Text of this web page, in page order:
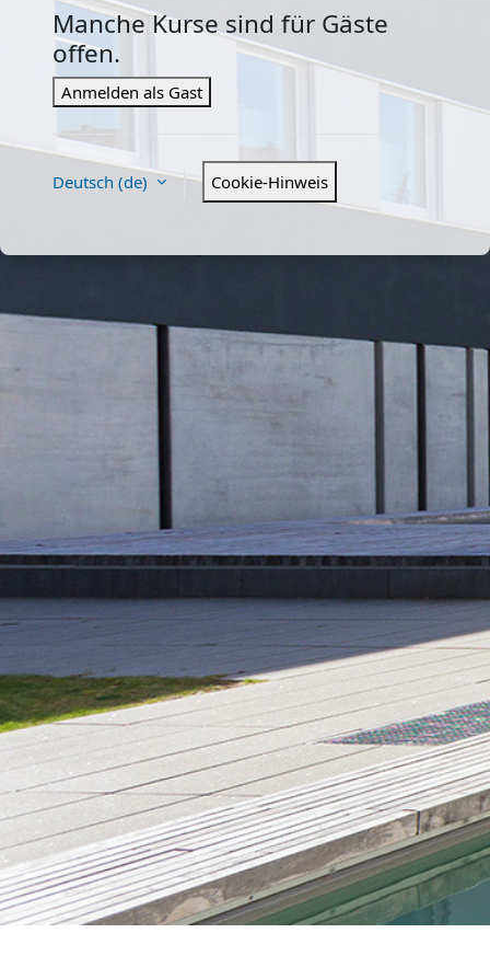
Manche Kurse sind für Gäste
offen.
Anmelden als Gast
Deutsch ‎(de)‎ Cookie-Hinweis